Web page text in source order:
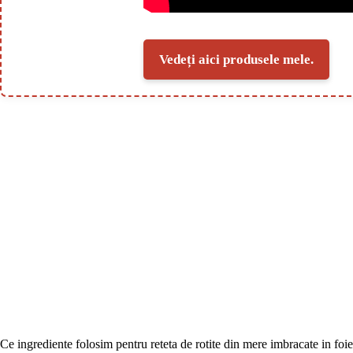
Vedeți aici produsele mele.
Ce ingrediente folosim pentru reteta de rotite din mere imbracate in